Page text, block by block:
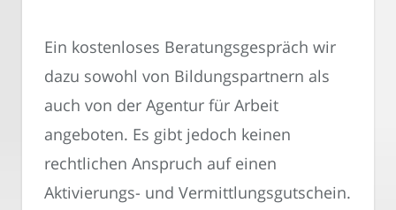
Ein kostenloses Beratungsgespräch wir
dazu sowohl von Bildungspartnern als
auch von der Agentur für Arbeit
angeboten. Es gibt jedoch keinen
rechtlichen Anspruch auf einen
Aktivierungs- und Vermittlungsgutschein.